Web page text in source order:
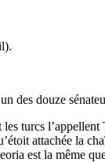
douze
turcs
attachée la
est la même